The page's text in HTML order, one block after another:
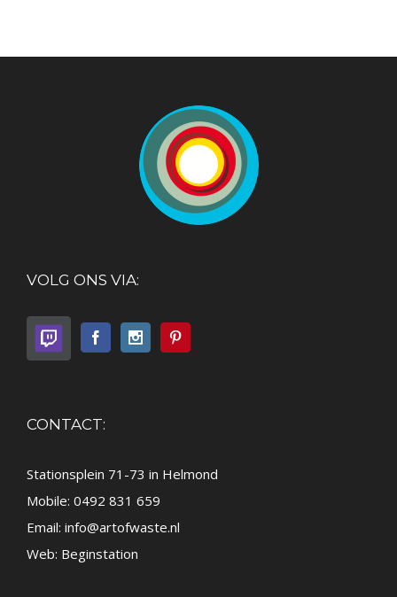
VOLG ONS VIA:
CONTACT:
Stationsplein 71-73 in Helmond
Mobile: 0492 831 659
Email: info@artofwaste.nl
Web: Beginstation